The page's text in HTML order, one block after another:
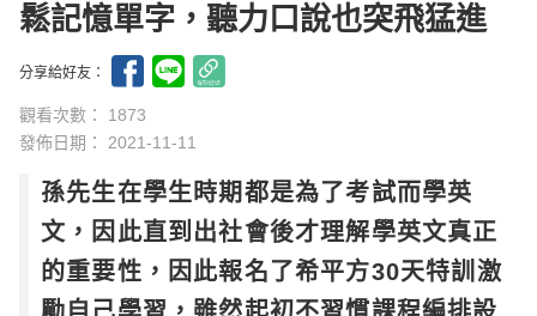
鬆記憶單字，聽力口說也突飛猛進
分享給好友：
觀看次數： 1873
發佈日期： 2021-11-11
孫先生在學生時期都是為了考試而學英
文，因此直到出社會後才理解學英文真正
的重要性，因此報名了希平方30天特訓激